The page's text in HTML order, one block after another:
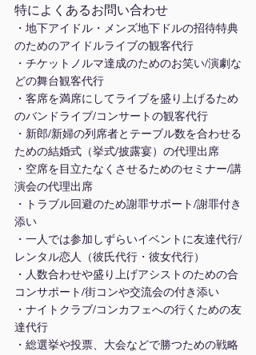
特によくあるお問い合わせ
・地下アイドル・メンズ地下ドルの招待特典
のためのアイドルライブの観客代行
・チケットノルマ達成のためのお笑い/演劇な
どの舞台観客代行
・客席を満席にしてライブを盛り上げるため
のバンドライブ/コンサートの観客代行
・新郎/新婦の列席者とテーブル数を合わせる
ための結婚式（挙式/披露宴）の代理出席
・空席を目立たなくさせるためのセミナー/講
演会の代理出席
・トラブル回避のため謝罪サポート/謝罪付き
添い
・一人では参加しずらいイベントに友達代行/
レンタル恋人（彼氏代行・彼女代行）
・人数合わせや盛り上げアシストのための合
コンサポート/街コンや交流会の付き添い
・ナイトクラブ/コンカフェへの行くための友
達代行
・総選挙や投票、大会などで勝つための戦略